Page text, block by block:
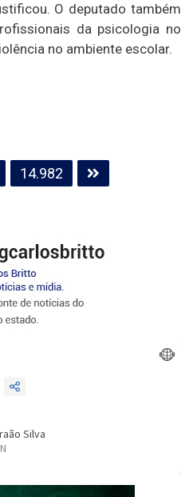
O deputado também
da psicologia no
no ambiente escolar.
14.982